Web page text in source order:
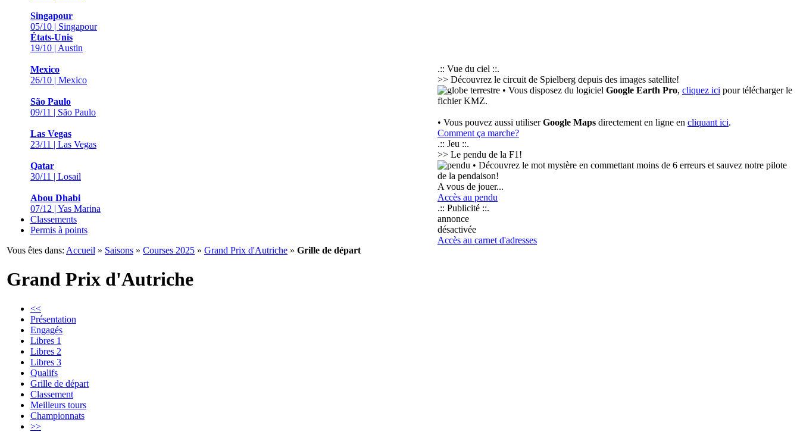
Singapour
05/10 | Singapour
États-Unis
19/10 | Austin
Mexico
26/10 | Mexico
São Paulo
09/11 | São Paulo
Las Vegas
23/11 | Las Vegas
Qatar
30/11 | Losail
Abou Dhabi
07/12 | Yas Marina
Classements
Permis à points
Vous êtes dans: Accueil » Saisons » Courses 2025 » Grand Prix d'Autriche » Grille de départ
Grand Prix d'Autriche
<<
Présentation
Engagés
Libres 1
Libres 2
Libres 3
Qualifs
Grille de départ
Classement
Meilleurs tours
Championnats
>>
.:: Vue du ciel ::.
>> Découvrez le circuit de Spielberg depuis des images satellite!
• Vous disposez du logiciel Google Earth Pro, cliquez ici pour télécharger le
fichier KMZ.
• Vous pouvez aussi utiliserGoogle Maps directement en ligne en cliquant ici.
Comment ça marche?
.:: Jeu ::.
>> Le pendu de la F1!
• Découvrez le mot mystère en commettant moins de 6 erreurs et sauvez notre pilote
de la pendaison!
A vous de jouer...
Accès au pendu
.:: Publicité ::.
annonce
désactivée
Accès au carnet d'adresses